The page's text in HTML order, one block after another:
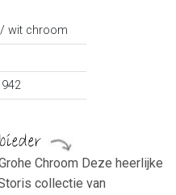
wit chroom
Chroom Deze heerlijke
collectie van